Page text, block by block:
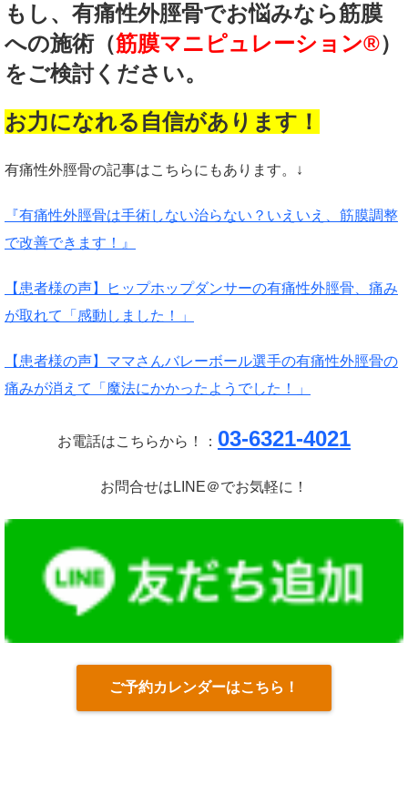
もし、有痛性外脛骨でお悩みなら筋膜
への施術（筋膜マニピュレーション®）
をご検討ください。
お力になれる自信があります！
有痛性外脛骨の記事はこちらにもあります。↓
『有痛性外脛骨は手術しない治らない？いえいえ、筋膜調整
で改善できます！』
【患者様の声】ヒップホップダンサーの有痛性外脛骨、痛み
が取れて「感動しました！」
【患者様の声】ママさんバレーボール選手の有痛性外脛骨の
痛みが消えて「魔法にかかったようでした！」
お電話はこちらから！： 03-6321-4021
お問合せはLINE＠でお気軽に！
ご予約カレンダーはこちら！